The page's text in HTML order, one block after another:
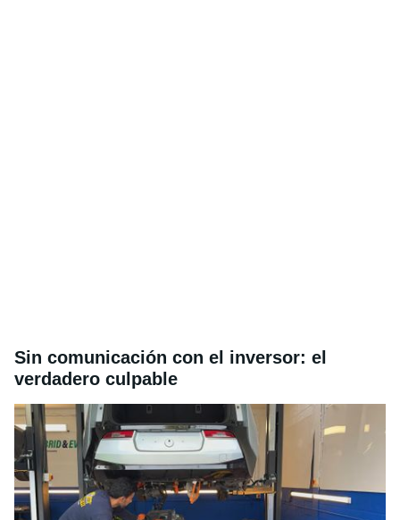
Sin comunicación con el inversor: el
verdadero culpable